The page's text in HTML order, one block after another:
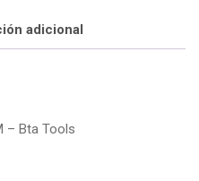
adicional
– Bta Tools